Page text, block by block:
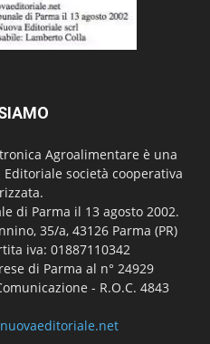
Agroalimentare è una
società cooperativa
di Parma il 13 agosto 2002.
35/a, 43126 Parma (PR)
iva: 01887110342
di Parma al n° 24929
- R.O.C. 4843